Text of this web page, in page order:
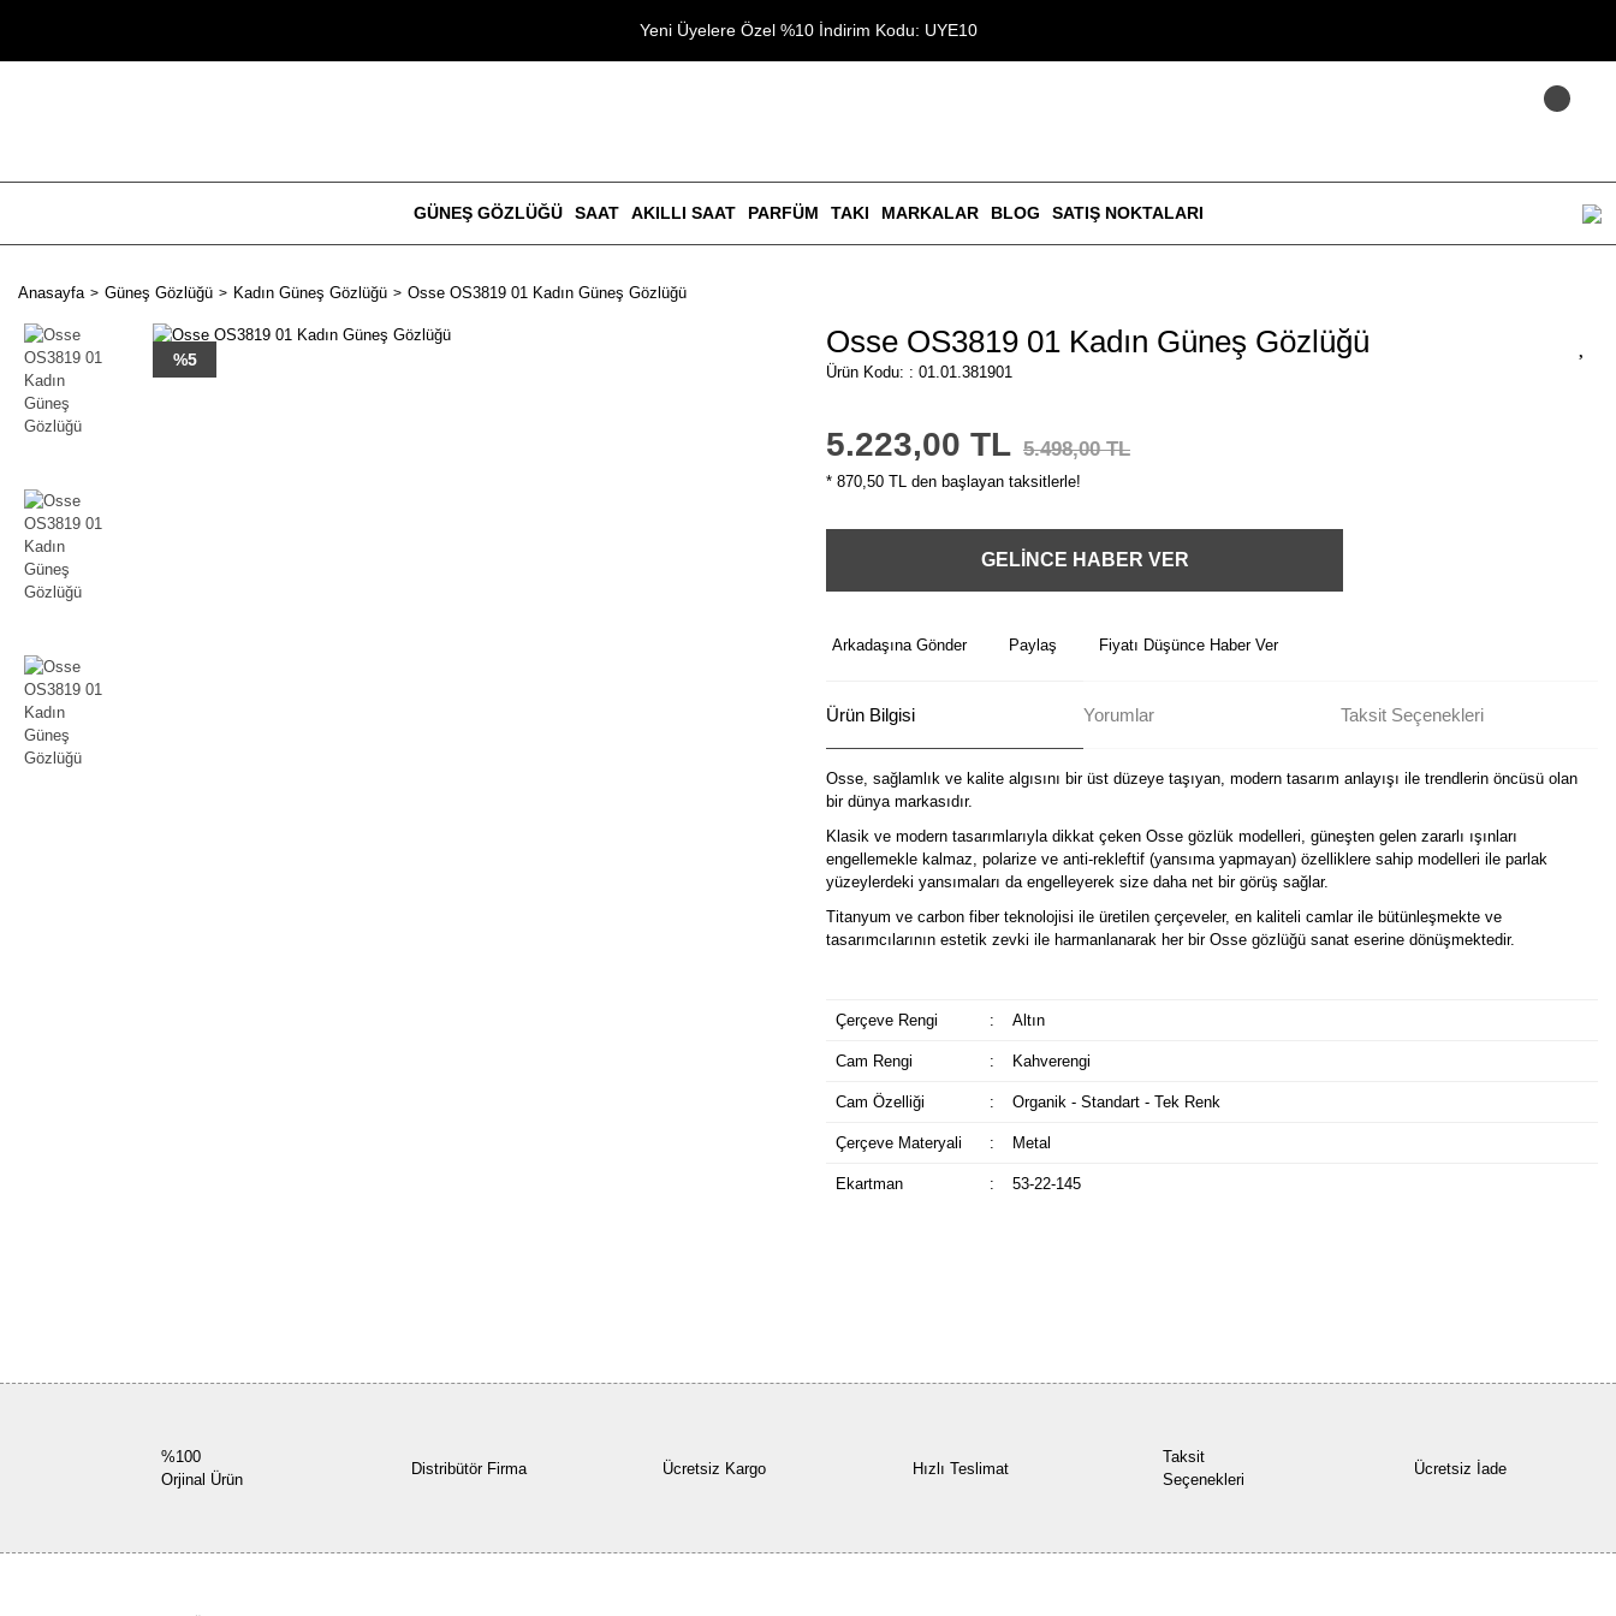
Yeni Üyelere Özel %10 İndirim Kodu: UYE10
GÜNEŞ GÖZLÜĞÜ SAAT AKILLI SAAT PARFÜM TAKI MARKALAR BLOG SATIŞ NOKTALARI
Anasayfa Güneş Gözlüğü Kadın Güneş Gözlüğü Osse OS3819 01 Kadın Güneş Gözlüğü
%5 Osse OS3819 01 Kadın Güneş Gözlüğü
Ürün Kodu: : 01.01.381901
5.223,00 TL 5.498,00 TL
* 870,50 TL den başlayan taksitlerle!
GELİNCE HABER VER
Arkadaşına Gönder Paylaş Fiyatı Düşünce Haber Ver
Ürün Bilgisi Yorumlar Taksit Seçenekleri
Osse, sağlamlık ve kalite algısını bir üst düzeye taşıyan, modern tasarım anlayışı ile trendlerin öncüsü olan
bir dünya markasıdır.
Klasik ve modern tasarımlarıyla dikkat çeken Osse gözlük modelleri, güneşten gelen zararlı ışınları
engellemekle kalmaz, polarize ve anti-rekleftif (yansıma yapmayan) özelliklere sahip modelleri ile parlak
yüzeylerdeki yansımaları da engelleyerek size daha net bir görüş sağlar.
Titanyum ve carbon fiber teknolojisi ile üretilen çerçeveler, en kaliteli camlar ile bütünleşmekte ve
tasarımcılarının estetik zevki ile harmanlanarak her bir Osse gözlüğü sanat eserine dönüşmektedir.
Çerçeve Rengi : Altın
Cam Rengi : Kahverengi
Cam Özelliği : Organik - Standart - Tek Renk
Çerçeve Materyali : Metal
Ekartman : 53-22-145
%100
Orjinal Ürün
Distribütör Firma Ücretsiz Kargo Hızlı Teslimat
Taksit
Seçenekleri
Ücretsiz İade